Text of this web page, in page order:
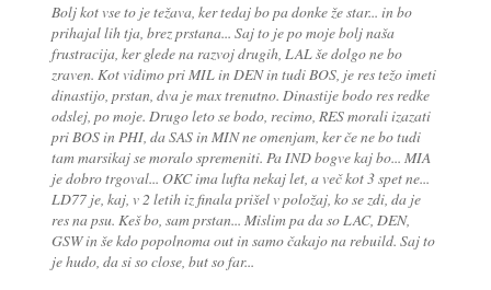
Bolj kot vse to je težava, ker tedaj bo pa donke že star... in bo
prihajal lih tja, brez prstana... Saj to je po moje bolj naša
frustracija, ker glede na razvoj drugih, LAL še dolgo ne bo
zraven. Kot vidimo pri MIL in DEN in tudi BOS, je res težo imeti
dinastijo, prstan, dva je max trenutno. Dinastije bodo res redke
odslej, po moje. Drugo leto se bodo, recimo, RES morali izazati
pri BOS in PHI, da SAS in MIN ne omenjam, ker če ne bo tudi
tam marsikaj se moralo spremeniti. Pa IND bogve kaj bo... MIA
je dobro trgoval... OKC ima lufta nekaj let, a več kot 3 spet ne...
LD77 je, kaj, v 2 letih iz finala prišel v položaj, ko se zdi, da je
res na psu. Keš bo, sam prstan... Mislim pa da so LAC, DEN,
GSW in še kdo popolnoma out in samo čakajo na rebuild. Saj to
je hudo, da si so close, but so far...